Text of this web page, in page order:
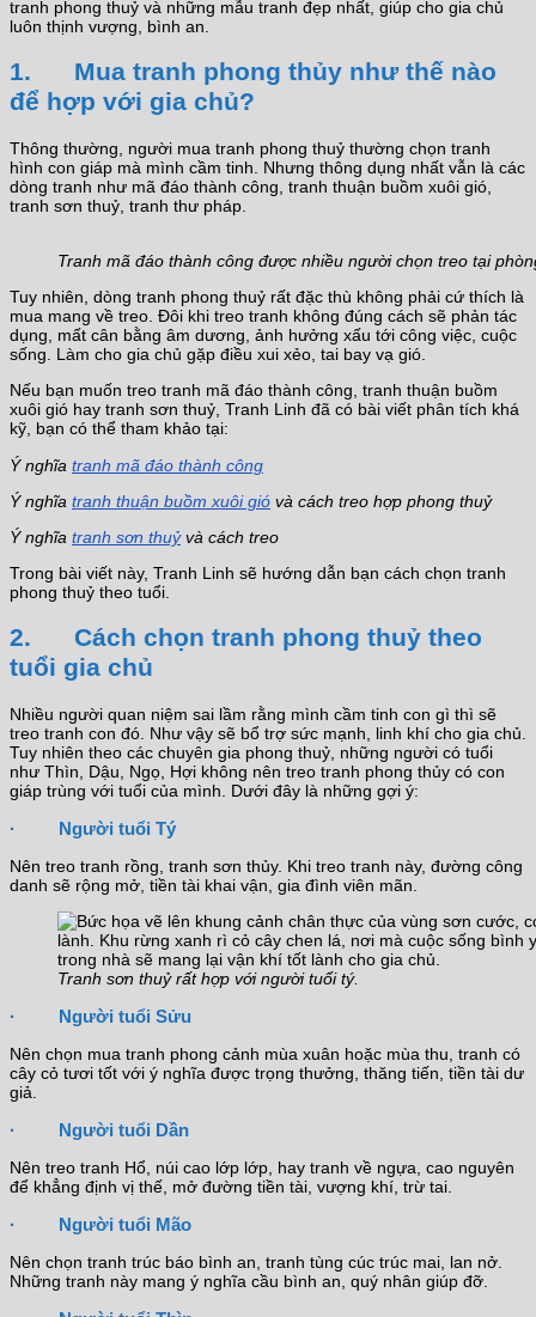
tranh phong thuỷ và những mẫu tranh đẹp nhất, giúp cho gia chủ
luôn thịnh vượng, bình an.
1. Mua tranh phong thủy như thế nào
để hợp với gia chủ?
Thông thường, người mua tranh phong thuỷ thường chọn tranh
hình con giáp mà mình cầm tinh. Nhưng thông dụng nhất vẫn là các
dòng tranh như mã đáo thành công, tranh thuận buồm xuôi gió,
tranh sơn thuỷ, tranh thư pháp.
Tranh mã đáo thành công được nhiều người chọn treo tại
Tuy nhiên, dòng tranh phong thuỷ rất đặc thù không phải cứ thích là
mua mang về treo. Đôi khi treo tranh không đúng cách sẽ phản tác
dụng, mất cân bằng âm dương, ảnh hưởng xấu tới công việc, cuộc
sống. Làm cho gia chủ gặp điều xui xẻo, tai bay vạ gió.
Nếu bạn muốn treo tranh mã đáo thành công, tranh thuận buồm
xuôi gió hay tranh sơn thuỷ, Tranh Linh đã có bài viết phân tích khá
kỹ, bạn có thể tham khảo tại:
Ý nghĩa tranh mã đáo thành công
Ý nghĩa tranh thuận buồm xuôi gió và cách treo hợp phong thuỷ
Ý nghĩa tranh sơn thuỷvà cách treo
Trong bài viết này, Tranh Linh sẽ hướng dẫn bạn cách chọn tranh
phong thuỷ theo tuổi.
2. Cách chọn tranh phong thuỷ theo
tuổi gia chủ
Nhiều người quan niệm sai lầm rằng mình cầm tinh con gì thì sẽ
treo tranh con đó. Như vậy sẽ bổ trợ sức mạnh, linh khí cho gia chủ.
Tuy nhiên theo các chuyên gia phong thuỷ, những người có tuổi
như Thìn, Dậu, Ngọ, Hợi không nên treo tranh phong thủy có con
giáp trùng với tuổi của mình. Dưới đây là những gợi ý:
· Người tuổi Tý
Nên treo tranh rồng, tranh sơn thủy. Khi treo tranh này, đường công
danh sẽ rộng mở, tiền tài khai vận, gia đình viên mãn.
Tranh sơn thuỷ rất hợp với người tuổi tý.
· Người tuổi Sửu
Nên chọn mua tranh phong cảnh mùa xuân hoặc mùa thu, tranh có
cây cỏ tươi tốt với ý nghĩa được trọng thưởng, thăng tiến, tiền tài dư
giả.
· Người tuổi Dần
Nên treo tranh Hổ, núi cao lớp lớp, hay tranh về ngựa, cao nguyên
để khẳng định vị thế, mở đường tiền tài, vượng khí, trừ tai.
· Người tuổi Mão
Nên chọn tranh trúc báo bình an, tranh tùng cúc trúc mai, lan nở.
Những tranh này mang ý nghĩa cầu bình an, quý nhân giúp đỡ.